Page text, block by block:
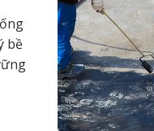
bề